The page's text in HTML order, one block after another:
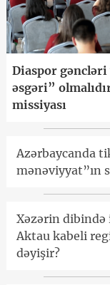
Diaspor
əsgəri”
missiyası
Azərbaycanda
mənəviyyat”ın
Xəzərin dibində
Aktau kabeli
dəyişir?